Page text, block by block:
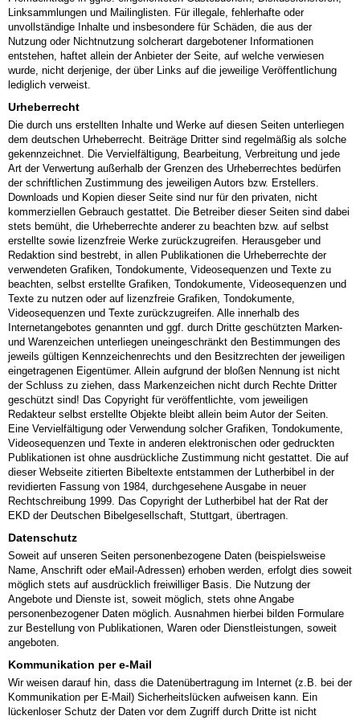
Linksammlungen und Mailinglisten. Für illegale, fehlerhafte oder
unvollständige Inhalte und insbesondere für Schäden, die aus der
Nutzung oder Nichtnutzung solcherart dargebotener Informationen
entstehen, haftet allein der Anbieter der Seite, auf welche verwiesen
wurde, nicht derjenige, der über Links auf die jeweilige Veröffentlichung
lediglich verweist.
Urheberrecht
Die durch uns erstellten Inhalte und Werke auf diesen Seiten unterliegen
dem deutschen Urheberrecht. Beiträge Dritter sind regelmäßig als solche
gekennzeichnet. Die Vervielfältigung, Bearbeitung, Verbreitung und jede
Art der Verwertung außerhalb der Grenzen des Urheberrechtes bedürfen
der schriftlichen Zustimmung des jeweiligen Autors bzw. Erstellers.
Downloads und Kopien dieser Seite sind nur für den privaten, nicht
kommerziellen Gebrauch gestattet. Die Betreiber dieser Seiten sind dabei
stets bemüht, die Urheberrechte anderer zu beachten bzw. auf selbst
erstellte sowie lizenzfreie Werke zurückzugreifen. Herausgeber und
Redaktion sind bestrebt, in allen Publikationen die Urheberrechte der
verwendeten Grafiken, Tondokumente, Videosequenzen und Texte zu
beachten, selbst erstellte Grafiken, Tondokumente, Videosequenzen und
Texte zu nutzen oder auf lizenzfreie Grafiken, Tondokumente,
Videosequenzen und Texte zurückzugreifen. Alle innerhalb des
Internetangebotes genannten und ggf. durch Dritte geschützten Marken-
und Warenzeichen unterliegen uneingeschränkt den Bestimmungen des
jeweils gültigen Kennzeichenrechts und den Besitzrechten der jeweiligen
eingetragenen Eigentümer. Allein aufgrund der bloßen Nennung ist nicht
der Schluss zu ziehen, dass Markenzeichen nicht durch Rechte Dritter
geschützt sind! Das Copyright für veröffentlichte, vom jeweiligen
Redakteur selbst erstellte Objekte bleibt allein beim Autor der Seiten.
Eine Vervielfältigung oder Verwendung solcher Grafiken, Tondokumente,
Videosequenzen und Texte in anderen elektronischen oder gedruckten
Publikationen ist ohne ausdrückliche Zustimmung nicht gestattet. Die auf
dieser Webseite zitierten Bibeltexte entstammen der Lutherbibel in der
revidierten Fassung von 1984, durchgesehene Ausgabe in neuer
Rechtschreibung 1999. Das Copyright der Lutherbibel hat der Rat der
EKD der Deutschen Bibelgesellschaft, Stuttgart, übertragen.
Datenschutz
Soweit auf unseren Seiten personenbezogene Daten (beispielsweise
Name, Anschrift oder eMail-Adressen) erhoben werden, erfolgt dies soweit
möglich stets auf ausdrücklich freiwilliger Basis. Die Nutzung der
Angebote und Dienste ist, soweit möglich, stets ohne Angabe
personenbezogener Daten möglich. Ausnahmen hierbei bilden Formulare
zur Bestellung von Publikationen, Waren oder Dienstleistungen, soweit
angeboten.
Kommunikation per e-Mail
Wir weisen darauf hin, dass die Datenübertragung im Internet (z.B. bei der
Kommunikation per E-Mail) Sicherheitslücken aufweisen kann. Ein
lückenloser Schutz der Daten vor dem Zugriff durch Dritte ist nicht